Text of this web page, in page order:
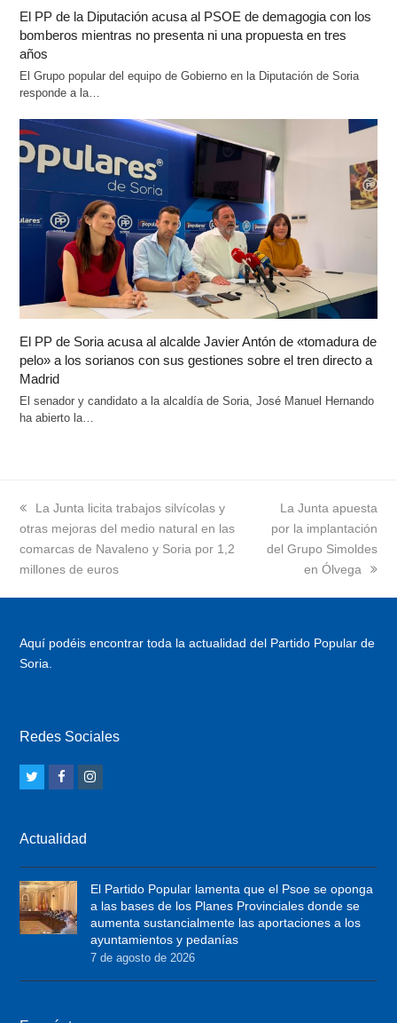
El PP de la Diputación acusa al PSOE de demagogia con los
bomberos mientras no presenta ni una propuesta en tres
años
El Grupo popular del equipo de Gobierno en la Diputación de Soria
responde a la…
El PP de Soria acusa al alcalde Javier Antón de «tomadura de
pelo» a los sorianos con sus gestiones sobre el tren directo a
Madrid
El senador y candidato a la alcaldía de Soria, José Manuel Hernando
ha abierto la…
previous
post:
La Junta licita trabajos silvícolas y
otras mejoras del medio natural en las
comarcas de Navaleno y Soria por 1,2
millones de euros
next
post:
La Junta apuesta
por la implantación
del Grupo Simoldes
en Ólvega
Aquí podéis encontrar toda la actualidad del Partido Popular de
Soria.
Redes Sociales
t
t
e
r
F
e
b
o
a
g
r
a
Actualidad
El Partido Popular lamenta que el Psoe se oponga
a las bases de los Planes Provinciales donde se
aumenta sustancialmente las aportaciones a los
ayuntamientos y pedanías
7 de agosto de 2026